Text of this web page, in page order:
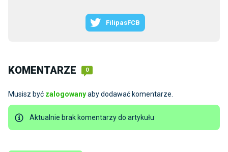
FilipasFCB
KOMENTARZE 0
Musisz być zalogowanyaby dodawać komentarze.
Aktualnie brak komentarzy do artykułu